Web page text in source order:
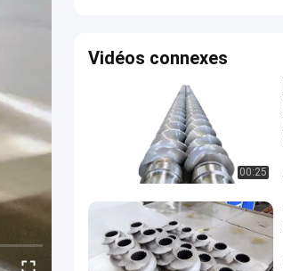
Vidéos connexes
00:25